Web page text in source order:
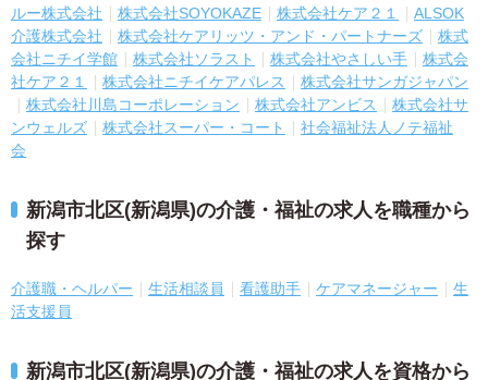
ルー株式会社
株式会社SOYOKAZE 株式会社ケア２１
ALSOK
介護株式会社
株式会社ケアリッツ・アンド・パートナーズ
株式
会社ニチイ学館
株式会社ソラスト 株式会社やさしい手
株式会
社ケア２１
株式会社ニチイケアパレス
株式会社サンガジャパン
株式会社川島コーポレーション
株式会社アンビス
株式会社サ
ンウェルズ
株式会社スーパー・コート
社会福祉法人ノテ福祉
会
新潟市北区(新潟県)の介護・福祉の求人を職種から
探す
介護職・ヘルパー 生活相談員 看護助手 ケアマネージャー
生
活支援員
新潟市北区(新潟県)の介護・福祉の求人を資格から